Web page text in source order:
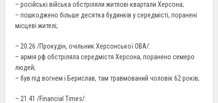
– російські війська обстріляли житлові квартали Херсона;
– пошкоджено більше десятка будинків у середмісті, поранені
місцеві жителі;
– 20.26 /Прокудін, очільник Херсонської ОВА/:
– армія рф обстріляла середмістя Херсона, поранено семеро
людей;
– був під вогнем і Берислав, там травмований чоловік 62 років;
– 21.41 /Financial Times/: